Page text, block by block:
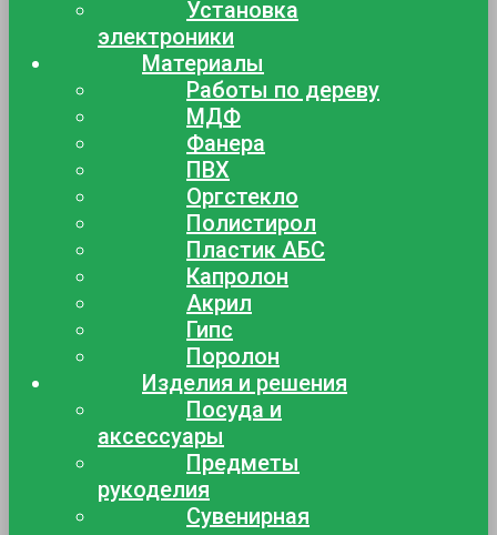
Установка
электроники
Материалы
Работы по дереву
МДФ
Фанера
ПВХ
Оргстекло
Полистирол
Пластик АБС
Капролон
Акрил
Гипс
Поролон
Изделия и решения
Посуда и
аксессуары
Предметы
рукоделия
Сувенирная